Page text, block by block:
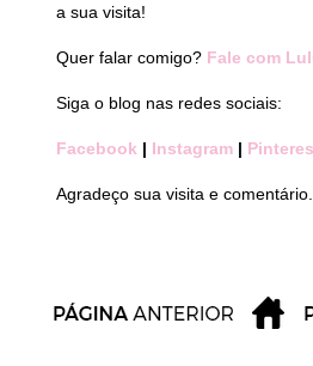
a sua visita!
Quer falar comigo? Fale com
Siga o blog nas redes sociais:
Facebook | Instagram |
Agradeço sua visita e